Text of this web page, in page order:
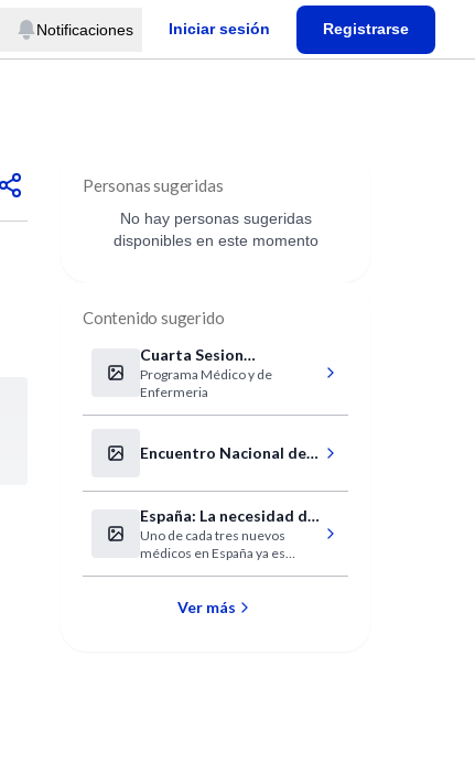
Notificaciones Iniciar sesión Registrarse
Personas sugeridas
No hay personas sugeridas
disponibles en este momento
Contenido sugerido
Cuarta Sesion
Estatuaria 2006
Programa Médico y de
Enfermeria
Encuentro Nacional de
Ortopédica y
Traumatología
España: La necesidad de
médicos inmigrantes
Uno de cada tres nuevos
médicos en España ya es
Ver más